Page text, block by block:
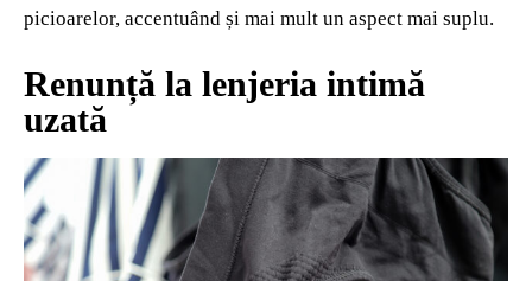
picioarelor, accentuând și mai mult un aspect mai suplu.
Renunță la lenjeria intimă
uzată